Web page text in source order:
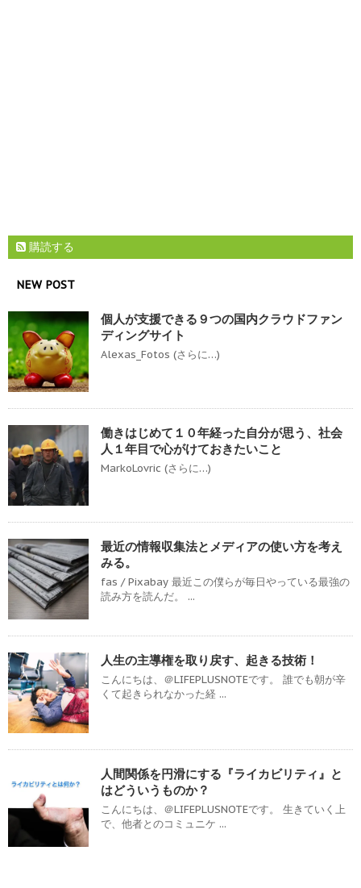
購読する
NEW POST
個人が支援できる９つの国内クラウドファン
ディングサイト
Alexas_Fotos (さらに…)
働きはじめて１０年経った自分が思う、社会
人１年目で心がけておきたいこと
MarkoLovric (さらに…)
最近の情報収集法とメディアの使い方を考え
みる。
fas / Pixabay 最近この僕らが毎日やっている最強の
読み方を読んだ。 ...
人生の主導権を取り戻す、起きる技術！
こんにちは、＠LIFEPLUSNOTEです。 誰でも朝が辛
くて起きられなかった経 ...
人間関係を円滑にする『ライカビリティ』と
はどういうものか？
こんにちは、＠LIFEPLUSNOTEです。 生きていく上
で、他者とのコミュニケ ...